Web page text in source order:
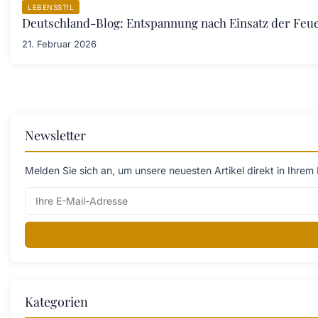
LEBENSSTIL
Deutschland-Blog: Entspannung nach Einsatz der
21. Februar 2026
Newsletter
Melden Sie sich an, um unsere neuesten Artikel direkt in
Kategorien